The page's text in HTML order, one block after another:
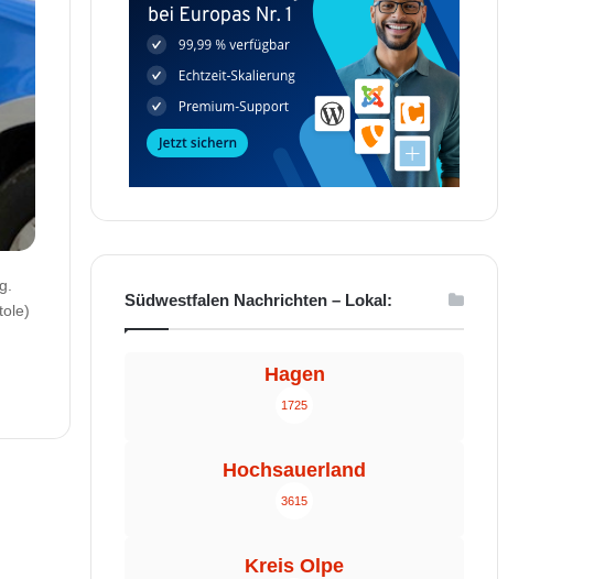
Südwestfalen Nachrichten – Lokal:
Hagen
1725
Hochsauerland
3615
Kreis Olpe